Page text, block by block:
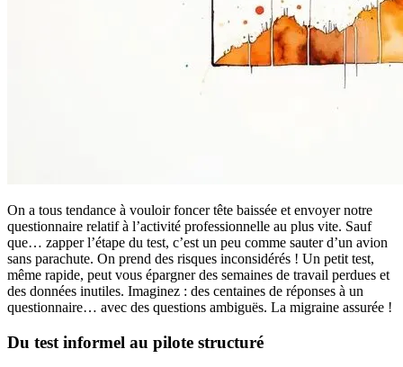
On a tous tendance à vouloir foncer tête baissée et envoyer notre
questionnaire relatif à l’activité professionnelle au plus vite. Sauf
que… zapper l’étape du test, c’est un peu comme sauter d’un avion
sans parachute. On prend des risques inconsidérés ! Un petit test,
même rapide, peut vous épargner des semaines de travail perdues et
des données inutiles. Imaginez : des centaines de réponses à un
questionnaire… avec des questions ambiguës. La migraine assurée !
Du test informel au pilote structuré